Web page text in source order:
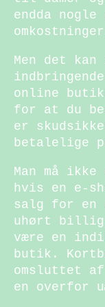
endda
Men det
online
for at du
er
betalelige
Man må
hvis en e-
salg for en
uhørt billig,
være en
butik.
omsluttet
en overfor